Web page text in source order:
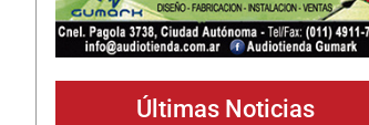
Últimas Noticias